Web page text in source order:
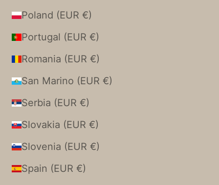
Poland (EUR €)
Portugal (EUR €)
Romania (EUR €)
San Marino (EUR €)
Serbia (EUR €)
Slovakia (EUR €)
Slovenia (EUR €)
Spain (EUR €)